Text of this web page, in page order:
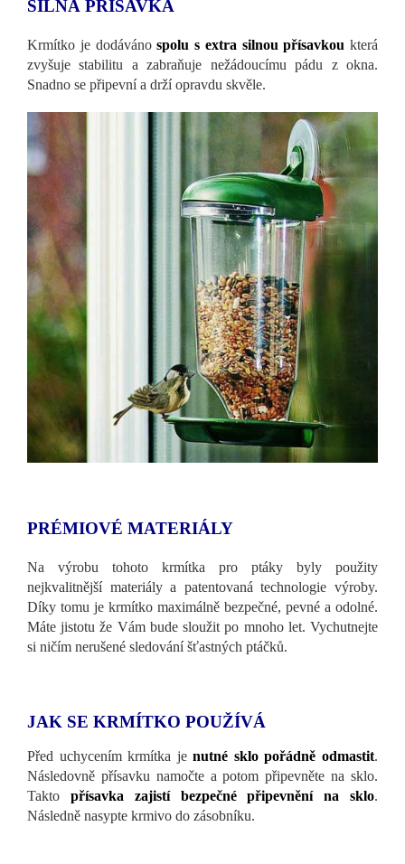
SILNÁ PŘÍSAVKA
Krmítko je dodávánospolu s extra silnou přísavkou která
zvyšuje stabilitu a zabraňuje nežádoucímu pádu z okna.
Snadno se připevní a drží opravdu skvěle.
PRÉMIOVÉ MATERIÁLY
Na výrobu tohoto krmítka pro ptáky byly použity
nejkvalitnější materiály a patentovaná technologie výroby.
Díky tomu je krmítko maximálně bezpečné, pevné a odolné.
Máte jistotu že Vám bude sloužit po mnoho let. Vychutnejte
si ničím nerušené sledování šťastných ptáčků.
JAK SE KRMÍTKO POUŽÍVÁ
Před uchycením krmítka jenutné sklo pořádně odmastit.
Následovně přísavku namočte a potom připevněte na sklo.
Takto přísavka zajistí bezpečné připevnění na sklo.
Následně nasypte krmivo do zásobníku.